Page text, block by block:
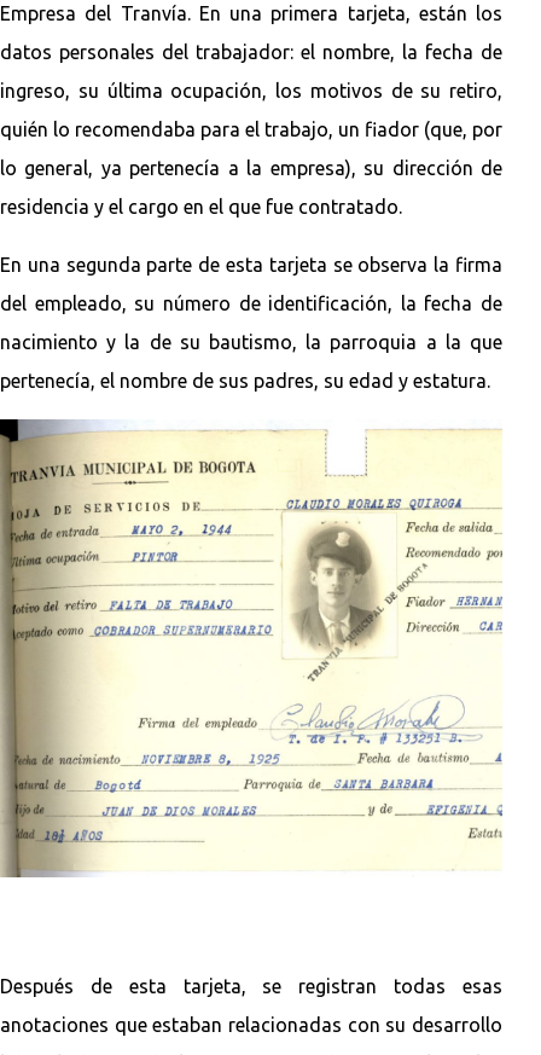
Empresa del Tranvía. En una primera tarjeta, están los
datos personales del trabajador: el nombre, la fecha de
ingreso, su última ocupación, los motivos de su retiro,
quién lo recomendaba para el trabajo, un fiador (que, por
lo general, ya pertenecía a la empresa), su dirección de
residencia y el cargo en el que fue contratado.
En una segunda parte de esta tarjeta se observa la firma
del empleado, su número de identificación, la fecha de
nacimiento y la de su bautismo, la parroquia a la que
pertenecía, el nombre de sus padres, su edad y estatura.
Después de esta tarjeta, se registran todas esas
anotaciones que estaban relacionadas con su desarrollo